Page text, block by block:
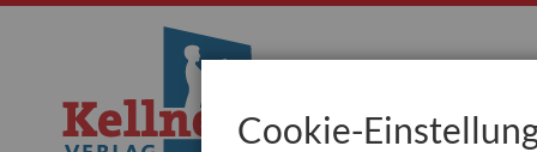
springen Cookie-